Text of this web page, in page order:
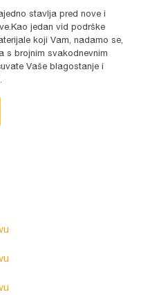
stavlja pred nove i
jedan vid podrške
koji Vam, nadamo se,
s brojnim svakodnevnim
Vaše blagostanje i